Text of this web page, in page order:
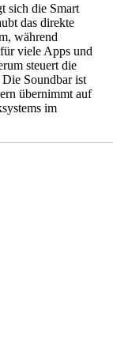
sich die Smart
das direkte
während
viele Apps und
steuert die
Soundbar ist
übernimmt auf
im